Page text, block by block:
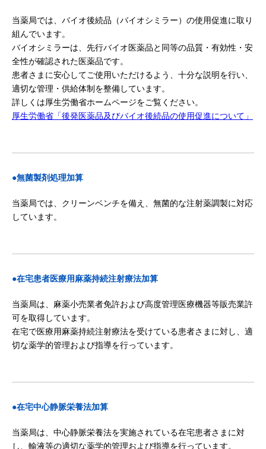
当薬局では、バイオ後続品（バイオシミラー）の使用促進に取り
組んでいます。
バイオシミラーは、先行バイオ医薬品と同等の品質・有効性・安
全性が確認された医薬品です。
患者さまに安心してご使用いただけるよう、十分な説明を行い、
適切な管理・供給体制を整備しています。
詳しくは厚生労働省ホームページをご覧ください。
厚生労働省「後発医薬品及びバイオ後続品の使用促進について」
●無菌製剤処理加算
当薬局では、クリーンベンチを備え、無菌的な注射薬調製に対応
しています。
●在宅患者医療用麻薬持続注射療法加算
当薬局は、麻薬小売業者免許および高度管理医療機器等販売業許
可を取得しています。
在宅で医療用麻薬持続注射療法を受けている患者さまに対し、適
切な薬学的管理および指導を行っています。
●在宅中心静脈栄養法加算
当薬局は、中心静脈栄養法を実施されている在宅患者さまに対
し、輸液等の適切な薬学的管理および指導を行っています。